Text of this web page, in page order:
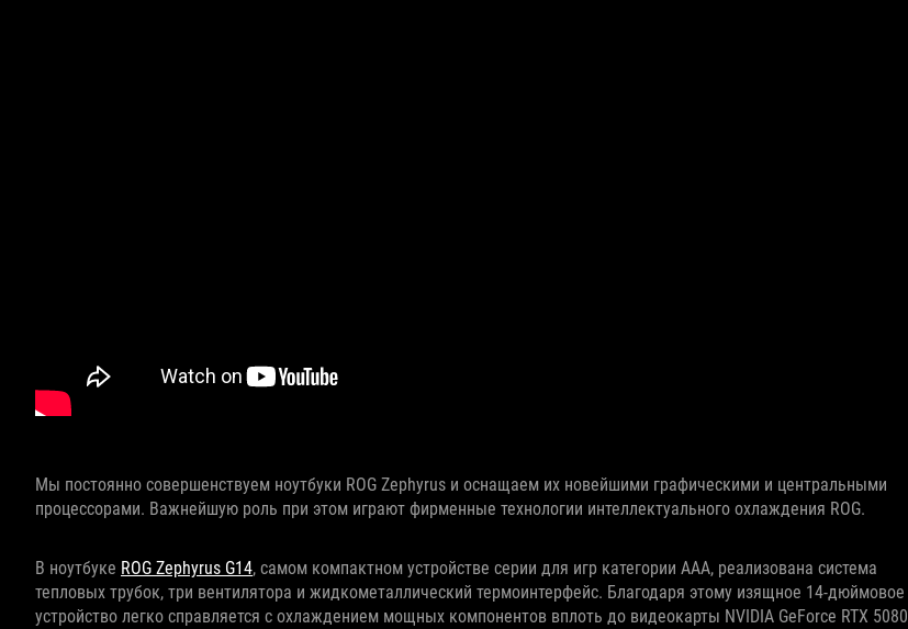
Мы постоянно совершенствуем ноутбуки ROG Zephyrus и оснащаем их новейшими графическими и центральными
процессорами. Важнейшую роль при этом играют фирменные технологии интеллектуального охлаждения ROG.
В ноутбуке ROG Zephyrus G14, самом компактном устройстве серии для игр категории ААА, реализована система
тепловых трубок, три вентилятора и жидкометаллический термоинтерфейс. Благодаря этому изящное 14‑дюймовое
устройство легко справляется с охлаждением мощных компонентов вплоть до видеокарты NVIDIA GeForce RTX 5080